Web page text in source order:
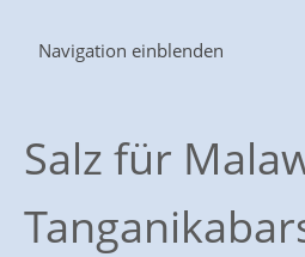
Navigation einblenden
Salz für